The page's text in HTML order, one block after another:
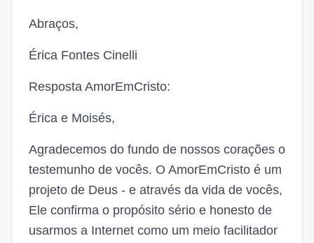
Abraços,
Érica Fontes Cinelli
Resposta AmorEmCristo:
Érica e Moisés,
Agradecemos do fundo de nossos corações o
testemunho de vocês. O AmorEmCristo é um
projeto de Deus - e através da vida de vocês,
Ele confirma o propósito sério e honesto de
usarmos a Internet como um meio facilitador